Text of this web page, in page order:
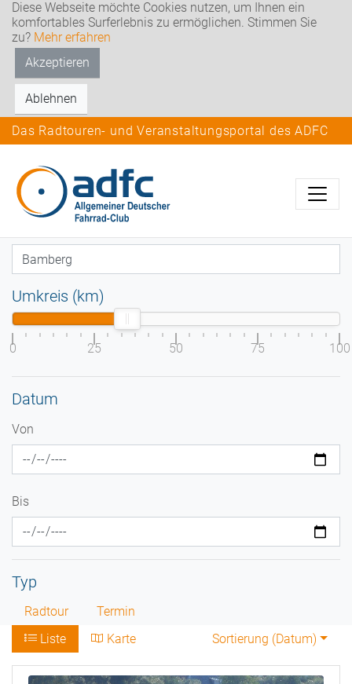
Diese Webseite möchte Cookies nutzen, um Ihnen ein
komfortables Surferlebnis zu ermöglichen. Stimmen Sie
zu? Mehr erfahren
Akzeptieren
Ablehnen
Das Radtouren- und Veranstaltungsportal des ADFC
Umkreis (km)
0 25 50 75 100
Datum
Von
Bis
Typ
Radtour
Termin
Liste
Karte Sortierung (Datum)